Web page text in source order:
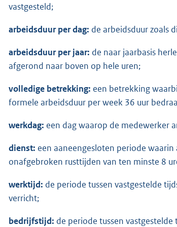
vastgesteld;
arbeidsduur per dag: de arbeidsduur zoals
arbeidsduur per jaar: de naar jaarbasis
afgerond naar boven op hele uren;
volledige betrekking: een betrekking
formele arbeidsduur per week 36 uur
werkdag: een dag waarop de medewerker
dienst: een aaneengesloten periode
onafgebroken rusttijden van ten minste 8
werktijd: de periode tussen vastgestelde
verricht;
bedrijfstijd: de periode tussen